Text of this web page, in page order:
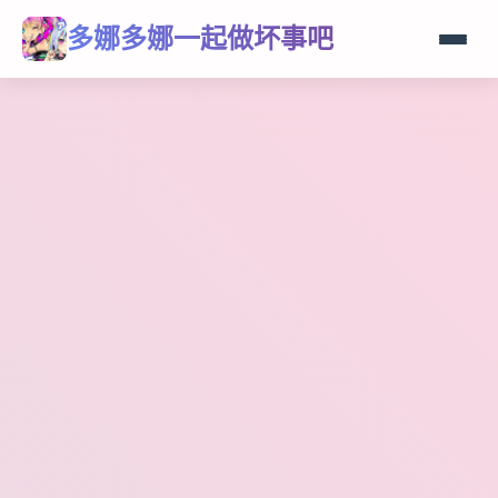
多娜多娜一起做坏事吧